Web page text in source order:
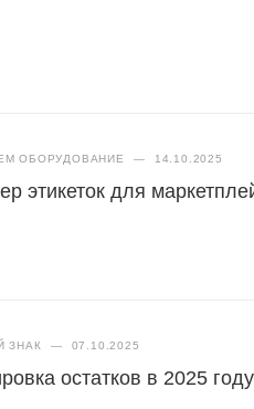
ОБОРУДОВАНИЕ — 14.10.2025
этикеток для
ЗНАК — 07.10.2025
остатков в 2025 году